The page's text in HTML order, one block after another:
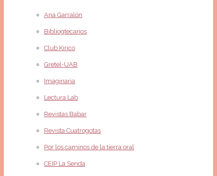
Ana Garralón
Bibliogtecarios
Club Kirico
Gretel-UAB
Imaginaria
Lectura Lab
Revistas Babar
Revista Cuatrogotas
Por los caminos de la tierra oral
CEIP La Senda